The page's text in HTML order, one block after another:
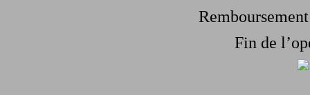
Fin de